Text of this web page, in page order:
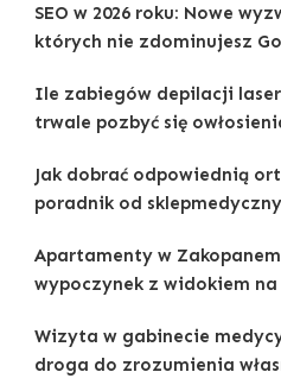
SEO w 2026 roku: Nowe
których nie zdominujesz
Ile zabiegów depilacji
trwale pozbyć się
Jak dobrać odpowiednią
poradnik od
Apartamenty w
wypoczynek z widokiem
Wizyta w gabinecie
droga do zrozumienia